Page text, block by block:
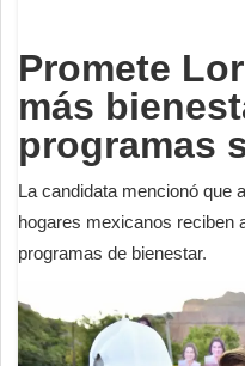
Promete
más
programas
La candidata mencionó que
hogares mexicanos reciben
programas de bienestar.